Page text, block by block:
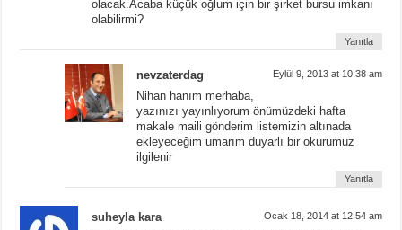
olacak.Acaba küçük oğlum için bir şirket bursu imkanı
olabilirmi?
Yanıtla
nevzaterdag Eylül 9, 2013 at 10:38 am
Nihan hanım merhaba,
yazınızı yayınlıyorum önümüzdeki hafta
makale maili gönderim listemizin altınada
ekleyeceğim umarım duyarlı bir okurumuz
ilgilenir
Yanıtla
suheyla kara Ocak 18, 2014 at 12:54 am